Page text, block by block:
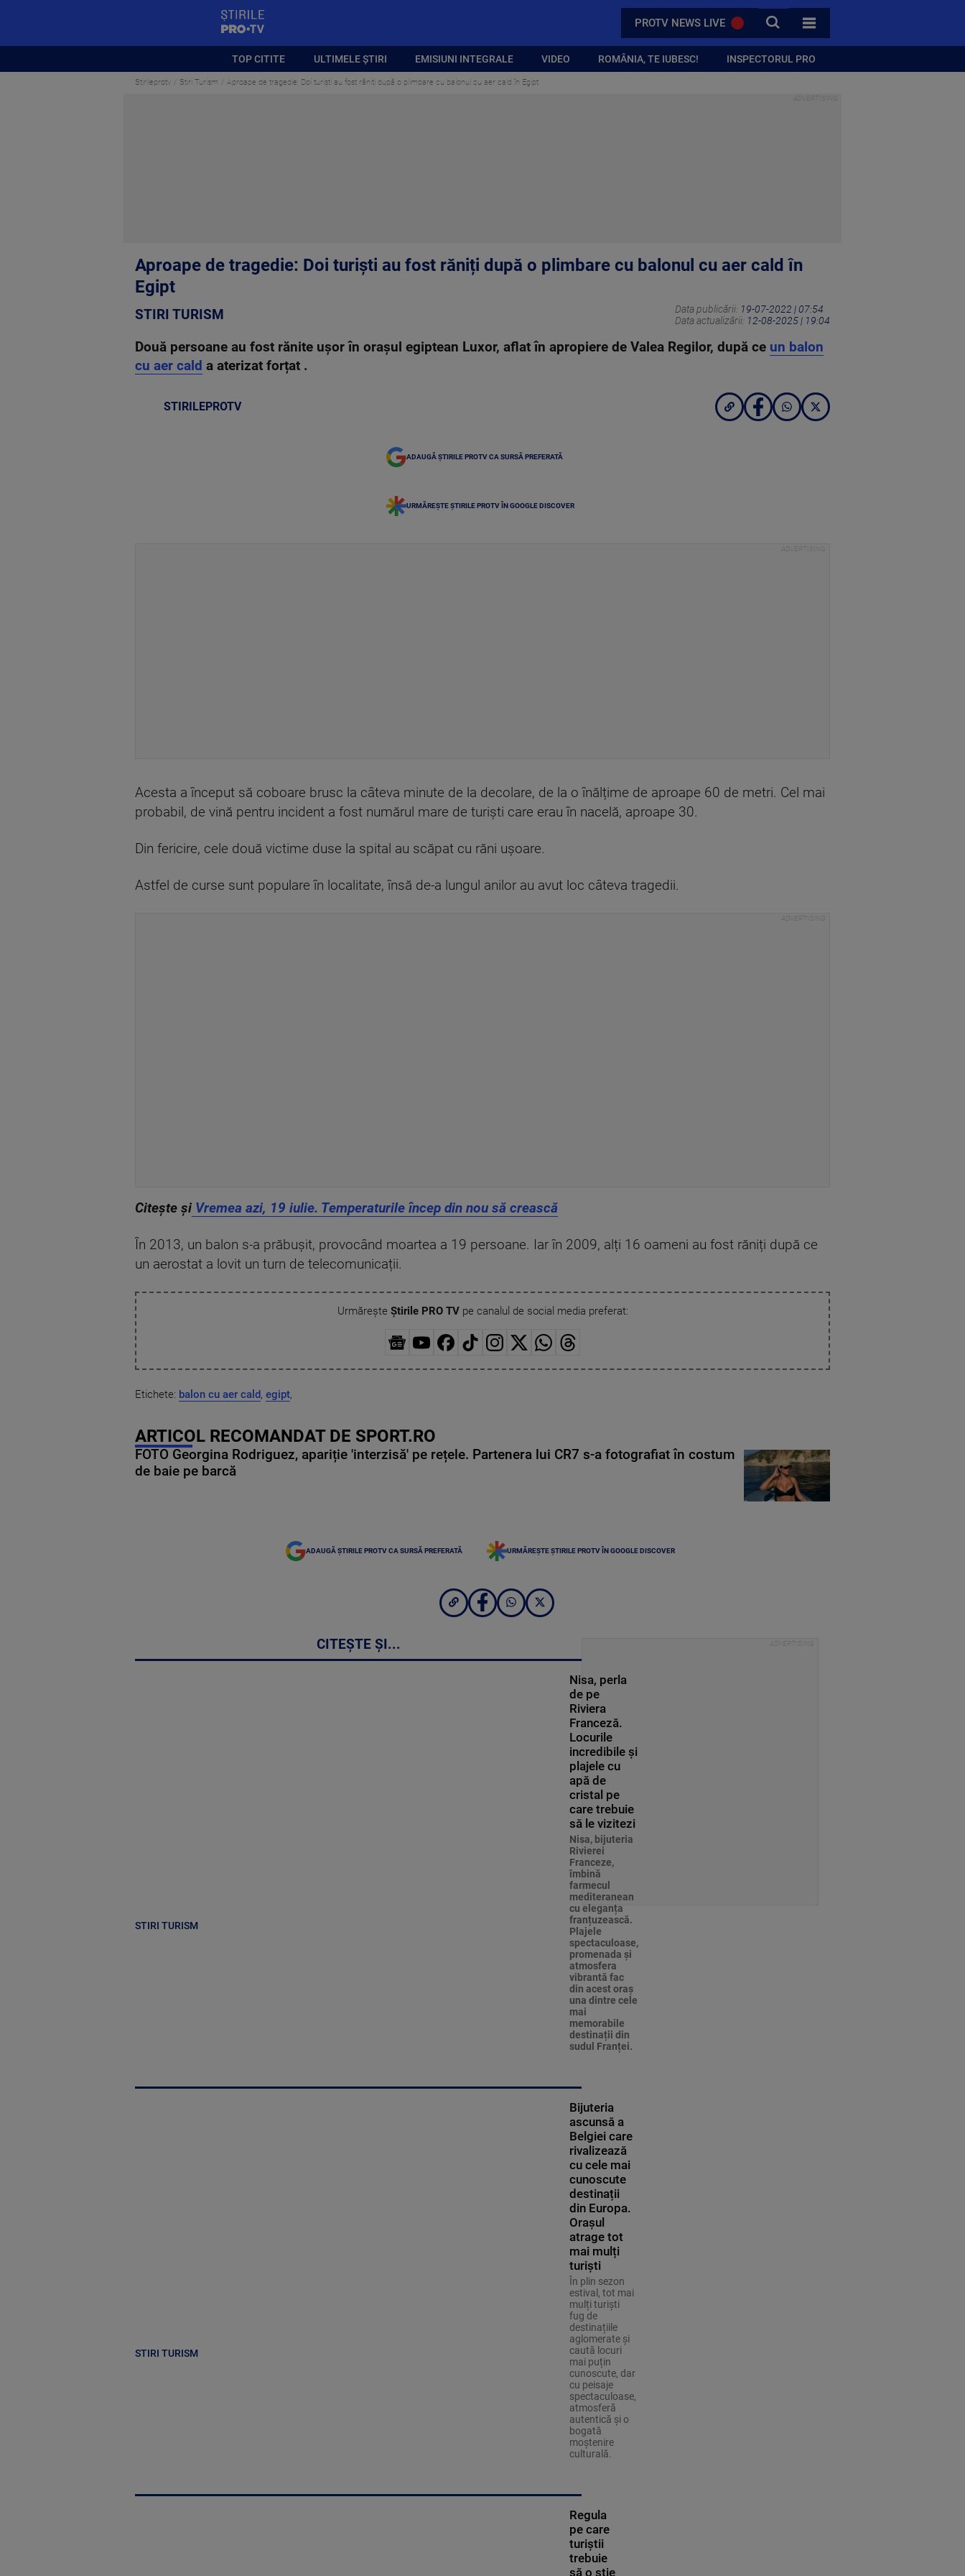
PROTV NEWS LIVE CAUTA
TOATE CATEGORIILE
TOP CITITE ULTIMELE ȘTIRI EMISIUNI INTEGRALE VIDEO ROMÂNIA, TE IUBESC! INSPECTORUL PRO
Stirileprotv Stiri Turism Aproape de tragedie: Doi turiști au fost răniți după o plimbare cu balonul cu aer cald în Egipt
Aproape de tragedie: Doi turiști au fost răniți după o plimbare cu balonul cu aer cald în
Egipt
STIRI TURISM Data publicării: 19-07-2022 | 07:54
Data actualizării: 12-08-2025 | 19:04
Două persoane au fost rănite ușor în orașul egiptean Luxor, aflat în apropiere de Valea Regilor, după ce un balon
cu aer cald a aterizat forțat .
STIRILEPROTV
ADAUGĂ ȘTIRILE PROTV CA SURSĂ PREFERATĂ
URMĂREȘTE ȘTIRILE PROTV ÎN GOOGLE DISCOVER
Acesta a început să coboare brusc la câteva minute de la decolare, de la o înălțime de aproape 60 de metri. Cel mai
probabil, de vină pentru incident a fost numărul mare de turiști care erau în nacelă, aproape 30.
Din fericire, cele două victime duse la spital au scăpat cu răni ușoare.
Astfel de curse sunt populare în localitate, însă de-a lungul anilor au avut loc câteva tragedii.
Citește și Vremea azi, 19 iulie. Temperaturile încep din nou să crească
În 2013, un balon s-a prăbușit, provocând moartea a 19 persoane. Iar în 2009, alți 16 oameni au fost răniți după ce
un aerostat a lovit un turn de telecomunicații.
Urmărește Știrile PRO TVpe canalul de social media preferat:
Etichete: balon cu aer cald, egipt,
ARTICOL RECOMANDAT DE SPORT.RO
FOTO Georgina Rodriguez, apariție 'interzisă' pe rețele. Partenera lui CR7 s-a fotografiat în costum
de baie pe barcă
ADAUGĂ ȘTIRILE PROTV CA SURSĂ PREFERATĂ URMĂREȘTE ȘTIRILE PROTV ÎN GOOGLE DISCOVER
CITEȘTE ȘI...
STIRI TURISM
Nisa, perla
de pe
Riviera
Franceză.
Locurile
incredibile și
plajele cu
apă de
cristal pe
care trebuie
să le vizitezi
Nisa, bijuteria
Rivierei
Franceze,
îmbină
farmecul
mediteranean
cu eleganța
franțuzească.
Plajele
spectaculoase,
promenada și
atmosfera
vibrantă fac
din acest oraș
una dintre cele
mai
memorabile
destinații din
sudul Franței.
STIRI TURISM
Bijuteria
ascunsă a
Belgiei care
rivalizează
cu cele mai
cunoscute
destinații
din Europa.
Orașul
atrage tot
mai mulți
turiști
În plin sezon
estival, tot mai
mulți turiști
fug de
destinațiile
aglomerate și
caută locuri
mai puțin
cunoscute, dar
cu peisaje
spectaculoase,
atmosferă
autentică și o
bogată
moștenire
culturală.
Regula
pe care
turiștii
trebuie
să o știe